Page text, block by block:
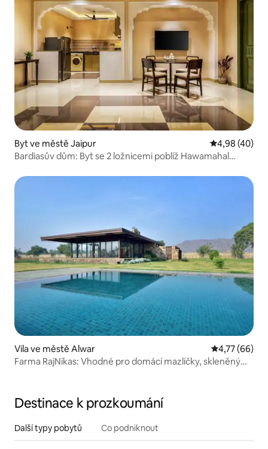
Byt ve městě Jaipur Průměrné
4,98 (40)
Bardiasův dům: Byt se 2 ložnicemi poblíž Hawamahal
Vila ve městě Alwar Průměrné
4,77 (66)
Farma RajNikas: Vhodné pro domácí mazlíčky, skleněný
Destinace k prozkoumání
Další typy pobytů Co podniknout